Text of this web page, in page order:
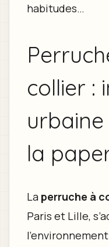
habitudes…
collier :
la
La perruche à
Paris et Lille,